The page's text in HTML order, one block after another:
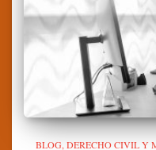
BLOG DERECHO CIVIL Y